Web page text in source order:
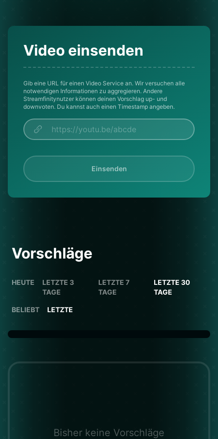
Video einsenden
Gib eine URL für einen Video Service an. Wir versuchen alle
notwendigen Informationen zu aggregieren. Andere
Streamfinitynutzer können deinen Vorschlag up- und
downvoten. Du kannst auch einen Timestamp angeben.
Einsenden
Vorschläge
HEUTE
LETZTE 3
TAGE
LETZTE 7
TAGE
LETZTE 30
TAGE
BELIEBT LETZTE
Bisher keine Vorschläge